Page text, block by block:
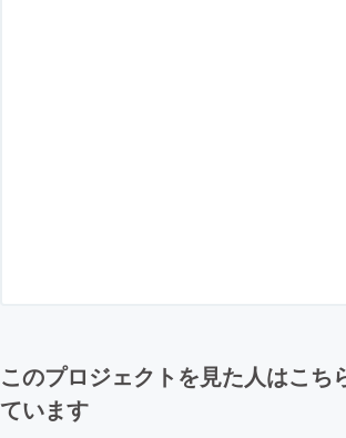
このプロジェクトを見た人はこち
ています